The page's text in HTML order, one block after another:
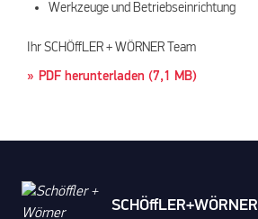
Werkzeuge und Betriebseinrichtung
Ihr SCHÖffLER + WÖRNER Team
PDF herunterladen (7,1 MB)
SCHÖffLER+WÖRNER